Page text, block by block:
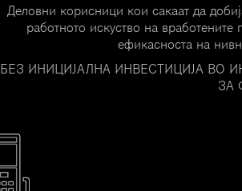
Деловни корисници кои сакаат да
работното искуство на
ефикасноста на
БЕЗ ИНИЦИЈАЛНА ИНВЕСТИЦИЈА ВО
ЗА